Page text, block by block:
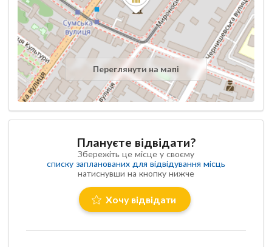
Переглянути на мапі
Плануєте відвідати?
Збережіть це місце у своєму
списку запланованих для відвідування місць
натиснувши на кнопку нижче
Хочу відвідати